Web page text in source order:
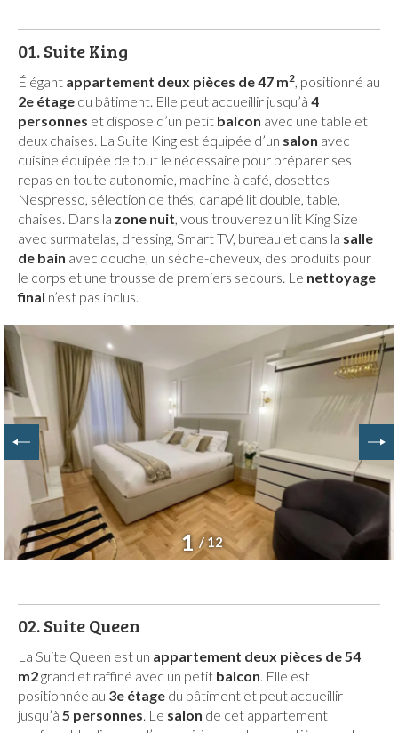
1 / 12
01.Suite King
Élégant appartement deux pièces de 47 m2 , positionné au
2e étage du bâtiment. Elle peut accueillir jusqu’à 4
personnes et dispose d’un petit balcon avec une table et
deux chaises. La Suite King est équipée d’un salon avec
cuisine équipée de tout le nécessaire pour préparer ses
repas en toute autonomie, machine à café, dosettes
Nespresso, sélection de thés, canapé lit double, table,
chaises. Dans la zone nuit , vous trouverez un lit King Size
avec surmatelas, dressing, Smart TV, bureau et dans la salle
de bain avec douche, un sèche-cheveux, des produits pour
le corps et une trousse de premiers secours. Le nettoyage
final n’est pas inclus.
02.Suite Queen
La Suite Queen est un appartement deux pièces de 54
m2grand et raffiné avec un petit balcon . Elle est
positionnée au 3e étage du bâtiment et peut accueillir
jusqu’à 5 personnes . Le salon de cet appartement